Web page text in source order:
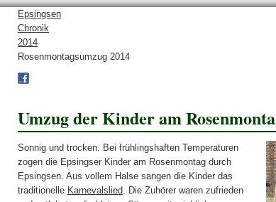
Epsingsen
Chronik
2014
Rosenmontagsumzug 2014
Umzug der Kinder am
Sonnig und trocken. Bei frühlingshaften Temperaturen
zogen die Epsingser Kinder am Rosenmontag durch
Epsingsen. Aus vollem Halse sangen die Kinder das
traditionelle Karnevalslied. Die Zuhörer waren zufrieden